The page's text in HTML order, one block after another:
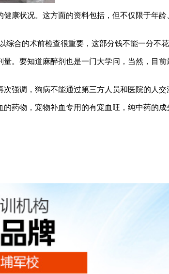
康状况。这方面的资料包括，但不仅限于年
合的术前检查很重要，这部分钱不能一分不花
。要知道麻醉剂也是一门大学问，当然，目
强调，狗病不能通过第三方人员和医院的人交
药物，宠物补血专用的有宠血旺，纯中药的成